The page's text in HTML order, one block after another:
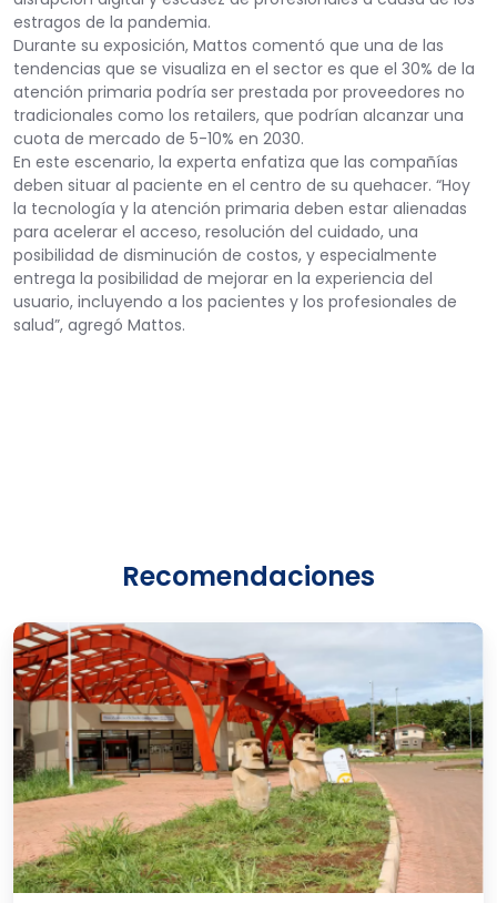
estragos de la pandemia.
Durante su exposición, Mattos comentó que una de las
tendencias que se visualiza en el sector es que el 30% de la
atención primaria podría ser prestada por proveedores no
tradicionales como los retailers, que podrían alcanzar una
cuota de mercado de 5-10% en 2030.
En este escenario, la experta enfatiza que las compañías
deben situar al paciente en el centro de su quehacer. “Hoy
la tecnología y la atención primaria deben estar alienadas
para acelerar el acceso, resolución del cuidado, una
posibilidad de disminución de costos, y especialmente
entrega la posibilidad de mejorar en la experiencia del
usuario, incluyendo a los pacientes y los profesionales de
salud”, agregó Mattos.
Recomendaciones
HOSPITAL
HANGA
ROA
LANZA
PLATAFORMA
PILOTO
DE
IMED
PARA
AGILIZAR
SUS
ATENCIONES